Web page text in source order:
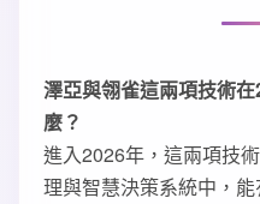
澤亞與翎雀這兩項技術
麼？
進入2026年，這兩項技
理與智慧決策系統中，